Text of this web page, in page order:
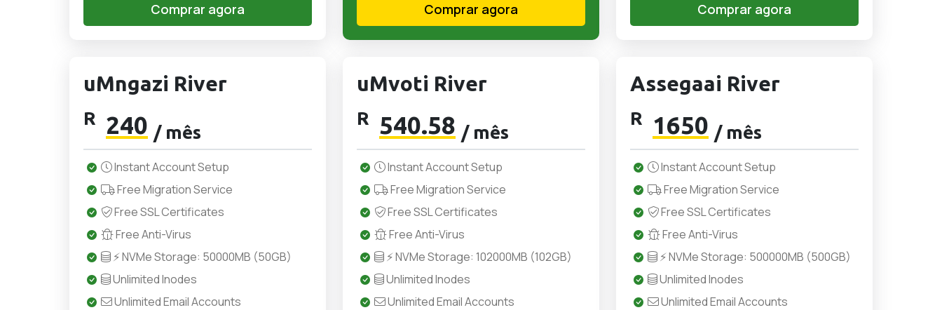
Comprar agora Comprar agora Comprar agora
uMngazi River
R 240 / mês
Instant Account Setup
Free Migration Service
Free SSL Certificates
Free Anti-Virus
⚡ NVMe Storage: 50000MB (50GB)
Unlimited Inodes
Unlimited Email Accounts
uMvoti River
R 540.58 / mês
Instant Account Setup
Free Migration Service
Free SSL Certificates
Free Anti-Virus
⚡ NVMe Storage: 102000MB (102GB)
Unlimited Inodes
Unlimited Email Accounts
Assegaai River
R 1650 / mês
Instant Account Setup
Free Migration Service
Free SSL Certificates
Free Anti-Virus
⚡ NVMe Storage: 500000MB (500GB)
Unlimited Inodes
Unlimited Email Accounts